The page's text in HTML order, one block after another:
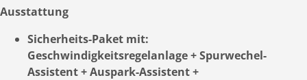
Ausstattung
Sicherheits-Paket mit:
Geschwindigkeitsregelanlage + Spurwechel-
Assistent + Auspark-Assistent +